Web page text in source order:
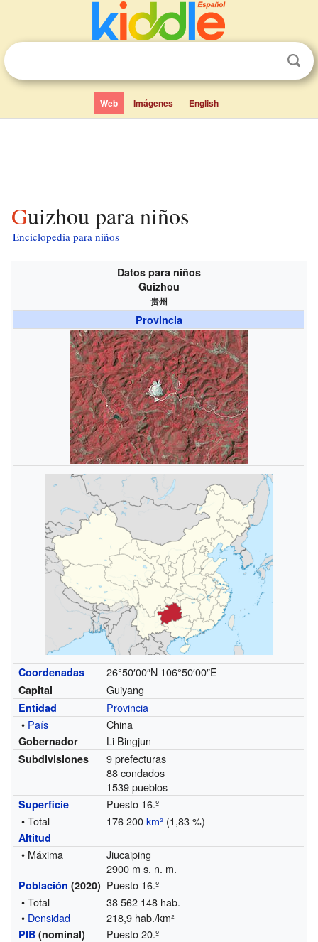
Web Imágenes English
Guizhou para niños
Enciclopedia para niños
Datos para niños
Guizhou
贵州
Provincia
Coordenadas 26°50′00″N 106°50′00″E
Capital Guiyang
Entidad
Provincia
• País China
Gobernador Li Bingjun
Subdivisiones
9 prefecturas
88 condados
1539 pueblos
Superficie
Puesto 16.º
• Total
176 200km² (1,83 %)
Altitud
• Máxima
Jiucaiping
2900 m s. n. m.
Población (2020) Puesto 16.º
• Total
38 562 148 hab.
• Densidad 218,9 hab./km²
PIB (nominal)
Puesto 20.º